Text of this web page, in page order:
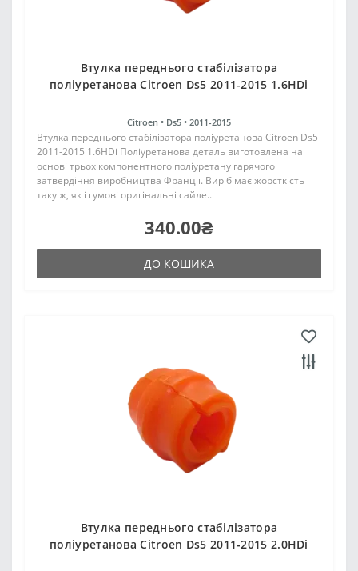
Втулка переднього стабілізатора
поліуретанова Citroen Ds5 2011-2015 1.6HDi
Citroen • Ds5 • 2011-2015
Втулка переднього стабілізатора поліуретанова Citroen Ds5
2011-2015 1.6HDi Поліуретанова деталь виготовлена на
основі трьох компонентного поліуретану гарячого
затвердіння виробництва Франції. Виріб має жорсткість
таку ж, як і гумові оригінальні сайле..
340.00₴
ДО КОШИКА
Втулка переднього стабілізатора
поліуретанова Citroen Ds5 2011-2015 2.0HDi